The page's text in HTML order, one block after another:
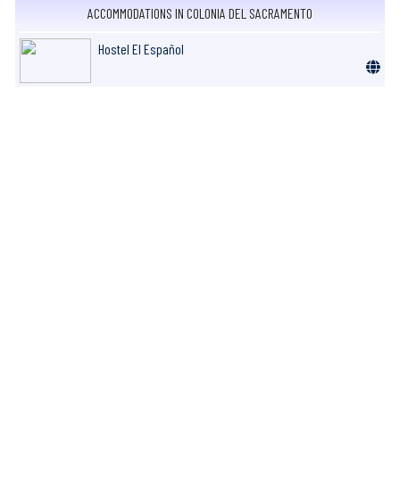
ACCOMMODATIONS IN COLONIA DEL SACRAMENTO
Hostel El Español